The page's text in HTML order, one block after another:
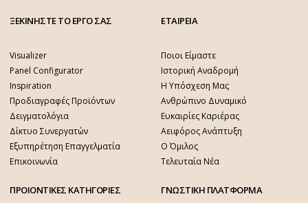
ΞΕΚΙΝΗΣΤΕ ΤΟ ΕΡΓΟ ΣΑΣ
Visualizer
Panel Configurator
Inspiration
Προδιαγραφές Προϊόντων
Δειγματολόγια
Δίκτυο Συνεργατών
Εξυπηρέτηση Επαγγελματία
Επικοινωνία
ΕΤΑΙΡΕΙΑ
Ποιοι Είμαστε
Ιστορική Αναδρομή
Η Υπόσχεση Μας
Ανθρώπινο Δυναμικό
Ευκαιρίες Καριέρας
Αειφόρος Ανάπτυξη
Ο Όμιλος
Τελευταία Νέα
ΠΡΟΙΟΝΤΙΚΕΣ ΚΑΤΗΓΟΡΙΕΣ ΓΝΩΣΤΙΚΗ ΠΛΑΤΦΟΡΜΑ